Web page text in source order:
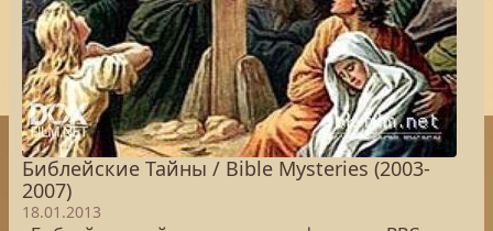
Библейские Тайны / Bible Mysteries (2003-
2007)
18.01.2013